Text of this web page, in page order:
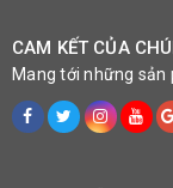
CAM KẾT CỦA
Mang tới những